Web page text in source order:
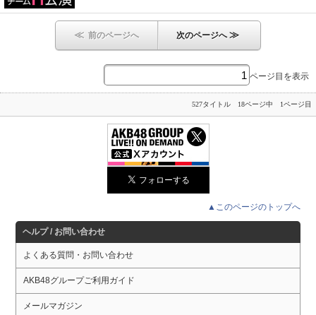
≪ 前のページへ 次のページへ≫
ページ目を表示
527タイトル 18ページ中 1ページ目
▲このページのトップへ
ヘルプ / お問い合わせ
よくある質問・お問い合わせ
AKB48グループご利用ガイド
メールマガジン